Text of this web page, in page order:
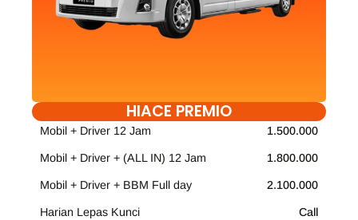
HIACE PREMIO
Mobil + Driver 12 Jam 1.500.000
Mobil + Driver + (ALL IN) 12 Jam 1.800.000
Mobil + Driver + BBM Full day 2.100.000
Harian Lepas Kunci Call